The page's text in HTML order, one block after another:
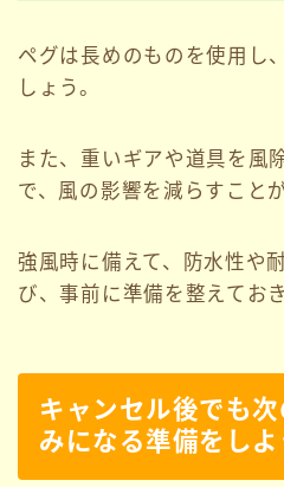
ペグは長めのものを使用し
しょう。
また、重いギアや道具を風
で、風の影響を減らすこと
強風時に備えて、防水性や
び、事前に準備を整えてお
キャンセル後でも
みになる準備をしよ